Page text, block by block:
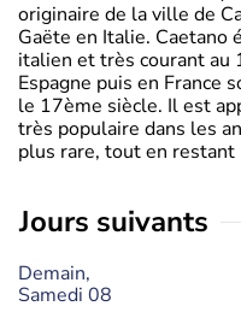
originaire de la ville de
Gaëte en Italie. Caetano
italien et très courant au
Espagne puis en France
le 17ème siècle. Il est
très populaire dans les
plus rare, tout en
jours suivants
Demain,
Samedi 08